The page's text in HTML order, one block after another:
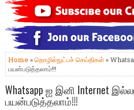
Home »தொழில்நுட்பச் செய்திகள் »
பயன்படுத்தலாம்!!!
Whatsapp ஐ இனி Internet
பயன்படுத்தலாம்!!!